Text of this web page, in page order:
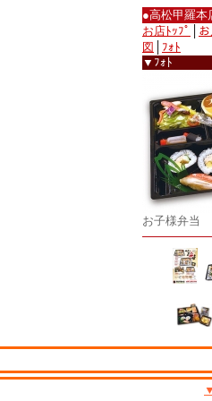
●高松甲羅本
お店ﾄｯﾌﾟ
図
ﾌｫﾄ
▼ﾌｫﾄ
お子様弁当